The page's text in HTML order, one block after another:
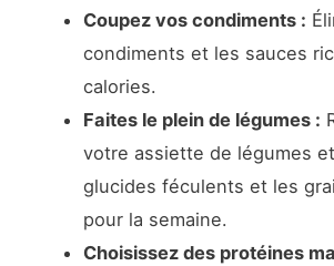
Coupez vos condiments :
condiments et les sauces
calories.
Faites le plein de légumes :
votre assiette de légumes
glucides féculents et les
pour la semaine.
Choisissez des protéines